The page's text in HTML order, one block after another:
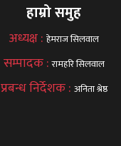
हाम्रो समुह
अध्यक्ष :हेमराज सिलवाल
सम्पादक :रामहरि सिलवाल
प्रबन्ध निर्देशक : अनिता श्रेष्ठ